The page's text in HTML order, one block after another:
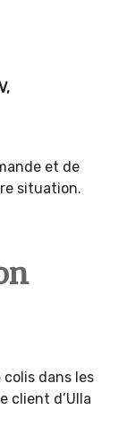
et de
situation.
colis dans les
client d’Ulla